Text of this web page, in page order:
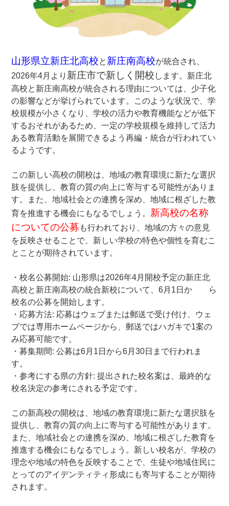
山形県立新庄北高校と 新庄南高校が統合され、
2026年4月より 新庄市で新しく開校 します。新庄北
高校と新庄南高校が統合される理由については、少子化
の影響などが挙げられています。このような状況で、学
校規模が小さくなり、学校の活力や教育機能などが低下
するおそれがあるため、一定の学校規模を維持して活力
ある教育活動を展開できるよう再編・統合が行われてい
るようです。
この新しい高校の開校は、地域の教育環境に新たな選択
肢を提供し、教育の質の向上に寄与する可能性がありま
す。また、地域社会との連携を深め、地域に根ざした教
育を推進する機会にもなるでしょう。 新高校の名称
についての公募 も行われており、地域の方々の意見
を反映させることで、新しい学校の特色や個性を育むこ
とことが期待されています。
・校名公募開始: 山形県は2026年4月 開校予定の新庄北
高校と新庄南高校の統合新校について、6月1日か ら
校名の公募を開始します。
・応募方法: 応募はウェブまたは郵送で受け付け、ウェ
ブでは専用ホームページから、郵送ではハガキで1案の
み応募可能です。
・募集期間: 公募は6月1日から6月30日 まで行われま
す。
・参考にする県の方針: 提出された校名案は、最終的な
校名決定の参考にされる予定です。
この新高校の開校は、地域の教育環境に新たな選択肢を
提供し、教育の質の向上に寄与する可能性があります。
また、地域社会との連携を深め、地域に根ざした教育を
推進する機会にもなるでしょう。新しい校名が、学校の
理念や地域の特色を反映することで、生徒や地域住民に
とってのアイデンティティ形成にも寄与することが期待
されます。